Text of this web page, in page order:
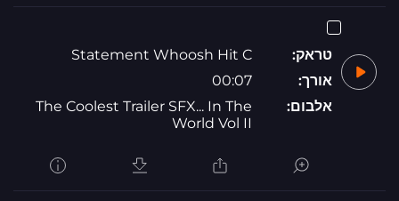
טראק:
Statement Whoosh Hit C
אורך:
00:07
אלבום:
The Coolest Trailer SFX... In The
World Vol II